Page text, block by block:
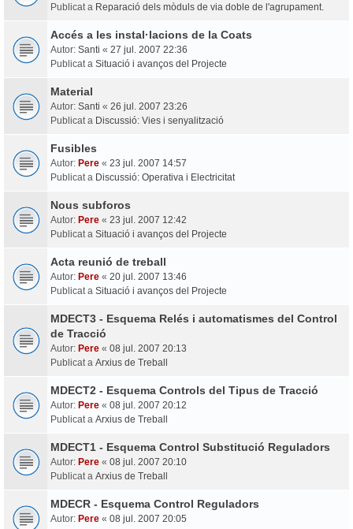
Publicat a Reparació dels mòduls de via doble de l'agrupament.
Accés a les instal·lacions de la Coats
Autor: Santi « 27 jul. 2007 22:36
Publicat a Situació i avanços del Projecte
Material
Autor: Santi « 26 jul. 2007 23:26
Publicat a Discussió: Vies i senyalització
Fusibles
Autor: Pere « 23 jul. 2007 14:57
Publicat a Discussió: Operativa i Electricitat
Nous subforos
Autor: Pere « 23 jul. 2007 12:42
Publicat a Situació i avanços del Projecte
Acta reunió de treball
Autor: Pere « 20 jul. 2007 13:46
Publicat a Situació i avanços del Projecte
MDECT3 - Esquema Relés i automatismes del Control
de Tracció
Autor: Pere « 08 jul. 2007 20:13
Publicat a Arxius de Treball
MDECT2 - Esquema Controls del Tipus de Tracció
Autor: Pere « 08 jul. 2007 20:12
Publicat a Arxius de Treball
MDECT1 - Esquema Control Substitució Reguladors
Autor: Pere « 08 jul. 2007 20:10
Publicat a Arxius de Treball
MDECR - Esquema Control Reguladors
Autor: Pere « 08 jul. 2007 20:05